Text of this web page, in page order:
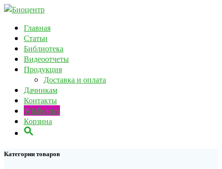
Главная
Статьи
Библиотека
Видеоотчеты
Продукция
Доставка и оплата
Дачникам
Контакты
Wildberries
Корзина
Категории товаров